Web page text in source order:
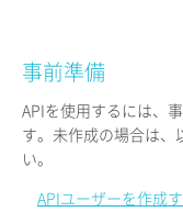
事前準備
APIを使用するには、
す。未作成の場合は、
い。
APIユーザーを作成